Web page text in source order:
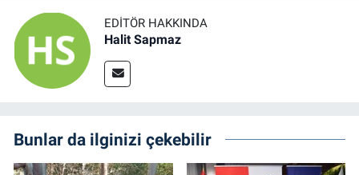
EDITÖR HAKKINDA
Halit Sapmaz
Bunlar da ilginizi çekebilir